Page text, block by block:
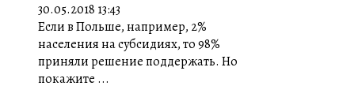
30.05.2018 13:43
Если в Польше, например, 2%
населения на субсидиях, то 98%
приняли решение поддержать. Но
покажите ...